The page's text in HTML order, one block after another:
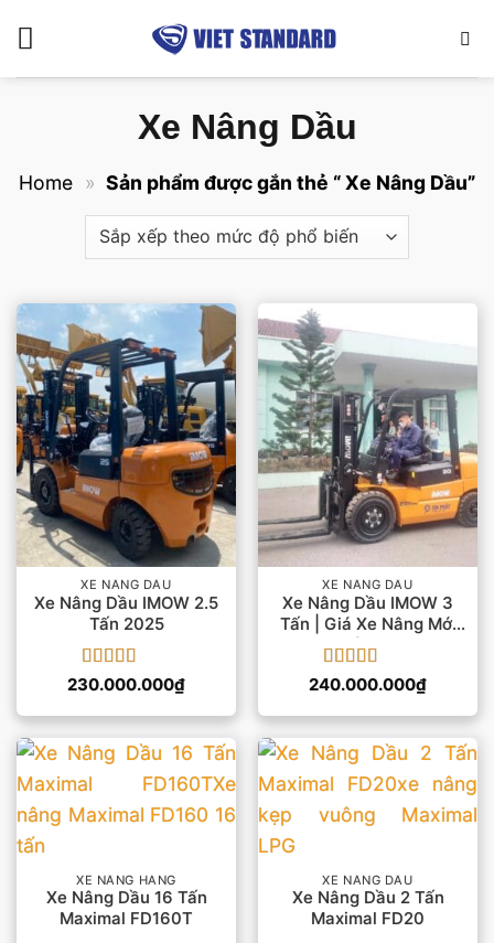
qua
nội
Xe Nâng Dầu
Home » Sản phẩm được gắn thẻ “ Xe Nâng Dầu”
XE NÂNG DẦU
Xe Nâng Dầu IMOW 2.5
Tấn 2025
Được xếp
230.000.000₫
XE NÂNG DẦU
Xe Nâng Dầu IMOW 3
Tấn | Giá Xe Nâng Mới
Nhất 2025
Được xếp
240.000.000₫
XE NÂNG HÀNG
Xe Nâng Dầu 16 Tấn
Maximal FD160T
XE NÂNG DẦU
Xe Nâng Dầu 2 Tấn
Maximal FD20